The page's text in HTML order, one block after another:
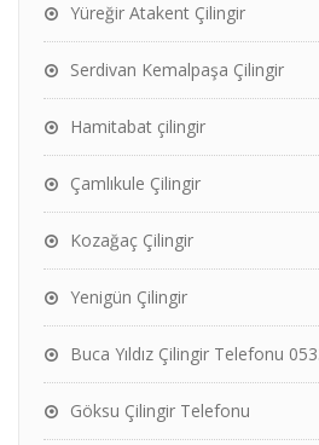
Yüreğir Atakent Çilingir
Serdivan Kemalpaşa Çilingir
Hamitabat çilingir
Çamlıkule Çilingir
Kozağaç Çilingir
Yenigün Çilingir
Buca Yıldız Çilingir Telefonu
Göksu Çilingir Telefonu